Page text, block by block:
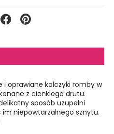
i oprawiane kolczyki romby w
z cienkiego drutu.
sposób uzupełni
niepowtarzalnego sznytu.